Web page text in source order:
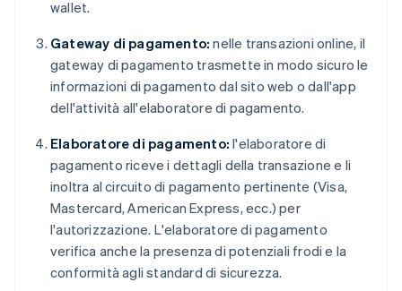
wallet.
Gateway di pagamento: nelle transazioni online, il
gateway di pagamento trasmette in modo sicuro le
informazioni di pagamento dal sito web o dall'app
dell'attività all'elaboratore di pagamento.
Elaboratore di pagamento: l'elaboratore di
pagamento riceve i dettagli della transazione e li
inoltra al circuito di pagamento pertinente (Visa,
Mastercard, American Express, ecc.) per
l'autorizzazione. L'elaboratore di pagamento
verifica anche la presenza di potenziali frodi e la
conformità agli standard di sicurezza.